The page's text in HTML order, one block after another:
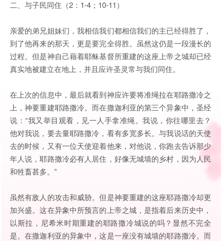
二、与子民同住（2：1-4；10-11）
亲爱的弟兄姐妹们，我相信我们都相信我们的主已经得胜了，
到了他再来的那天，更是要完全得胜。虽然这仍是一段漫长的
过程。但是神自己藉着耶稣基督所重建的这座上帝之城却已经
真实地被建立在地上，并且应许圣灵常与我们同住。
在上次的信息中，最后就看到神应许要将准绳拉在耶路撒冷之
上，神要重建耶路撒冷。而在撒迦利亚的第三个异象中，圣经
说：“我又举目观看，见一人手拿准绳。我说，你往哪里去？
他对我说，要去量耶路撒冷，看有多宽多长。与我说话的天使
去的时候，又有一位天使迎着他来，对他说，你跑去告诉那少
年人说，耶路撒冷必有人居住，好像无城墙的乡村，因为人民
和牲畜甚多。”
虽然有敌人的攻击和威胁。但是神要重建的这座耶路撒冷却更
加兴盛。这在异象中所预言的上帝之城，是指着后来历史中，
以斯拉，尼希米时期重建的耶路撒冷城说的吗？显然不完全
是。在撒迦利亚的异象中，这是一座没有城墙的耶路撒冷。而